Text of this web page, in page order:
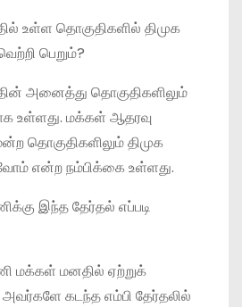
உள்ள தொகுதிகளில் திமுக
பெறும்?
அனைத்து தொகுதிகளிலும்
உள்ளது. மக்கள் ஆதரவு
தொகுதிகளிலும் திமுக
என்ற நம்பிக்கை உள்ளது.
இந்த தேர்தல் எப்படி
மக்கள் மனதில் ஏற்றுக்
கடந்த எம்பி தேர்தலில்